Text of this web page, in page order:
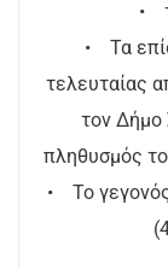
•
• Τα
τελευταίας
τον Δήμο
πληθυσμός
• Το